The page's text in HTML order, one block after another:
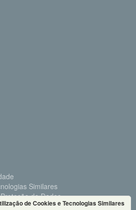
Similares
de Dados
de Cookies e Tecnologias Similares